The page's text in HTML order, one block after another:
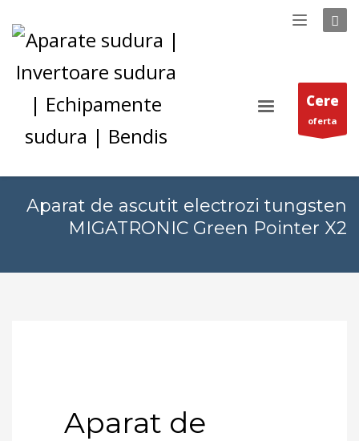
Cere
oferta
Aparat de ascutit electrozi tungsten
MIGATRONIC Green Pointer X2
Aparat de